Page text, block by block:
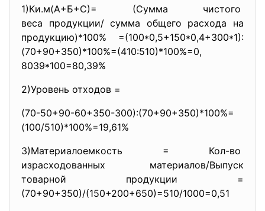
1)Ки.м(А+Б+С)= (Сумма чистого
веса продукции/ сумма общего расхода на
продукцию)*100% =(100*0,5+150*0,4+300*1):
(70+90+350)*100%=(410:510)*100%=0,
8039*100=80,39%
2)Уровень отходов =
(70-50+90-60+350-300):(70+90+350)*100%=
(100/510)*100%=19,61%
3)Материалоемкость = Кол-во
израсходованных материалов/Выпуск
товарной продукции =
(70+90+350)/(150+200+650)=510/1000=0,51